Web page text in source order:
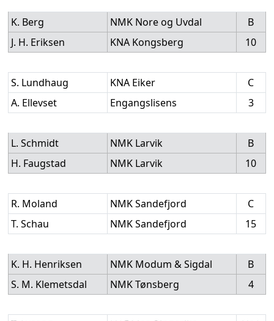
K. Berg NMK Nore og Uvdal
B
J. H. Eriksen
KNA Kongsberg 10
S. Lundhaug KNA Eiker
C
A. Ellevset
Engangslisens 3
L. Schmidt NMK Larvik
B
H. Faugstad
NMK Larvik 10
R. Moland NMK Sandefjord
C
T. Schau
NMK Sandefjord 15
K. H. Henriksen NMK Modum & Sigdal
B
S. M. Klemetsdal
NMK Tønsberg 4